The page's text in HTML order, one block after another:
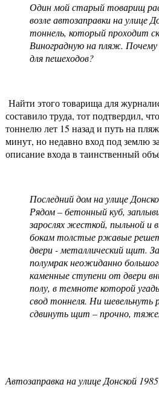
Один мой старый товарищ
возле автозаправки на улице
тоннель, который проходит
Виноградную на пляж.
для пешеходов?
Найти этого товарища для
составило труда, тот подтвердил,
тоннелю лет 15 назад и путь на
минут, но недавно вход под землю
описание входа в таинственный
Последний дом на улице
Рядом – бетонный куб,
зарослях жесткой, пыльной и
бокам толстые ржавые
двери - металлический щит.
полумрак неожиданно
каменные ступени от двери
полу, в темноте которой
свод тоннеля. Ни шевельнуть
сдвинуть щит – прочно,
Автозаправка на улице Донской